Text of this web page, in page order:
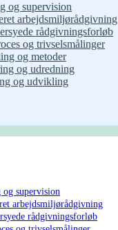
og supervision
arbejdsmiljørådgivning
rådgivningsforløb
og trivselsmålinger
og metoder
og udredning
og udvikling
supervision
arbejdsmiljørådgivning
rådgivningsforløb